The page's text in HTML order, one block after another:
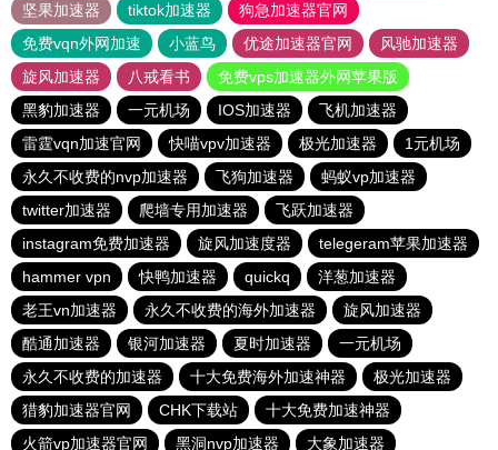
坚果加速器
tiktok加速器
狗急加速器官网
免费vqn外网加速
小蓝鸟 优途加速器官网
风驰加速器
旋风加速器
八戒看书
免费vps加速器外网苹果版
黑豹加速器
一元机场 IOS加速器
飞机加速器
雷霆vqn加速官网
快喵vpv加速器 极光加速器
1元机场
永久不收费的nvp加速器
飞狗加速器
蚂蚁vp加速器
twitter加速器
爬墙专用加速器
飞跃加速器
instagram免费加速器
旋风加速度器
telegeram苹果加速器
hammer vpn
快鸭加速器 quickq
洋葱加速器
老王vn加速器
永久不收费的海外加速器
旋风加速器
酷通加速器
银河加速器 夏时加速器
一元机场
永久不收费的加速器
十大免费海外加速神器
极光加速器
猎豹加速器官网
CHK下载站
十大免费加速神器
火箭vp加速器官网
黑洞nvp加速器 大象加速器